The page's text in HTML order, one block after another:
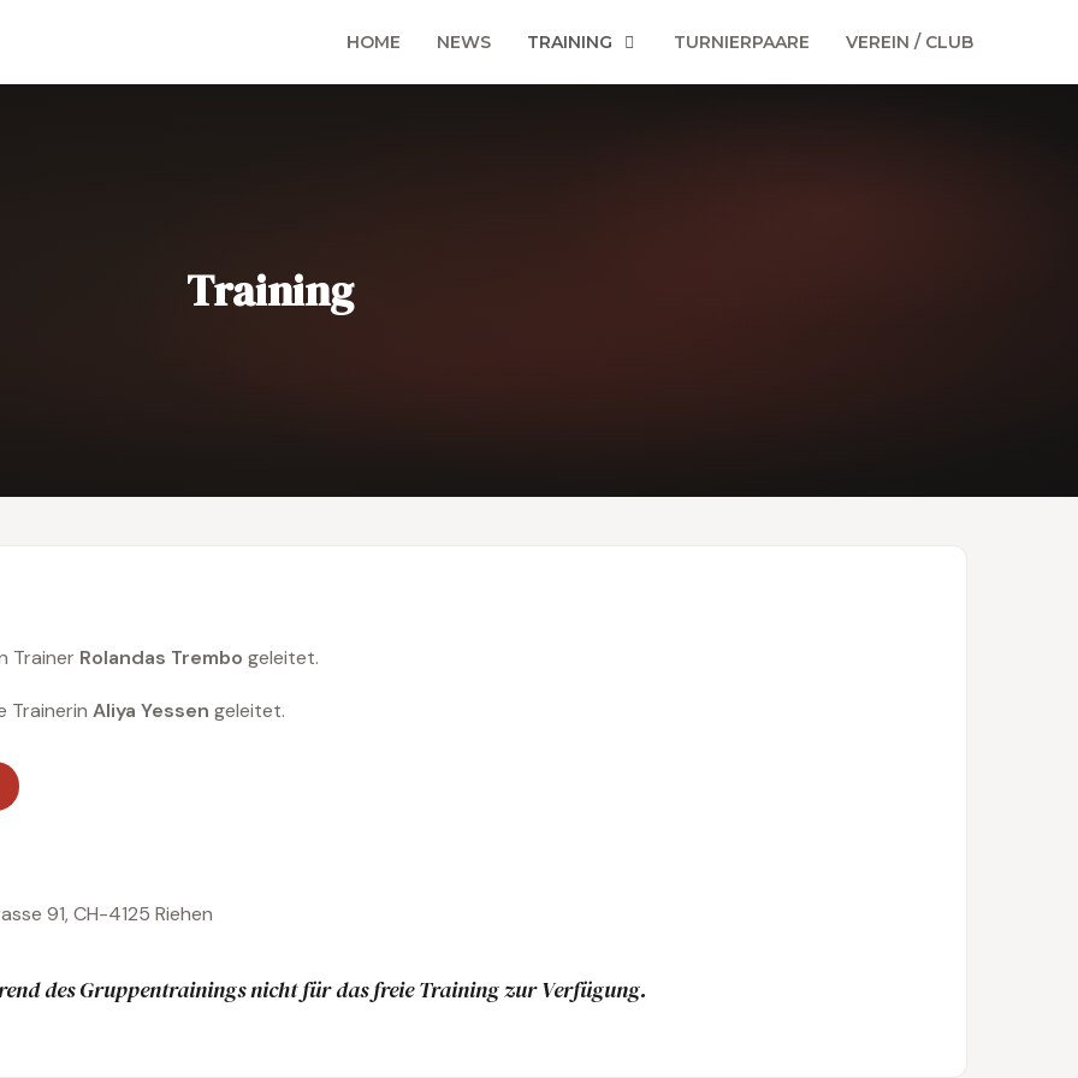
HOME NEWS TRAINING TURNIERPAARE VEREIN / CLUB
Training
Trainer Rolandas Trembo geleitet.
Trainerin Aliya Yessen geleitet.
91, CH-4125 Riehen
des Gruppentrainings nicht für das freie Training zur Verfügung.